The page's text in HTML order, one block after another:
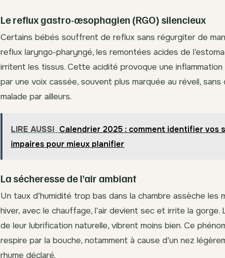
Le reflux gastro-œsophagien (RGO) silencieux
Certains bébés souffrent de reflux sans régurgiter de
reflux laryngo-pharyngé, les remontées acides de
irritent les tissus. Cette acidité provoque une
par une voix cassée, souvent plus marquée au réveil, sans
malade par ailleurs.
LIRE AUSSI Calendrier 2025 : comment identifier vos
impaires pour mieux planifier
La sécheresse de l’air ambiant
Un taux d’humidité trop bas dans la chambre assèche les
hiver, avec le chauffage, l’air devient sec et irrite la
de leur lubrification naturelle, vibrent moins bien. Ce
respire par la bouche, notamment à cause d’un nez
rhume déclaré.